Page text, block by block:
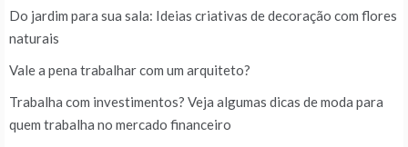
Do jardim para sua sala: Ideias criativas de decoração com flores
naturais
Vale a pena trabalhar com um arquiteto?
Trabalha com investimentos? Veja algumas dicas de moda para
quem trabalha no mercado financeiro